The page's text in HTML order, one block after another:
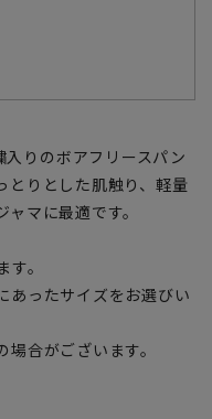
入りのボアフリースパン
とりとした肌触り、軽量
マに最適です。
。
あったサイズをお選びい
合がございます。